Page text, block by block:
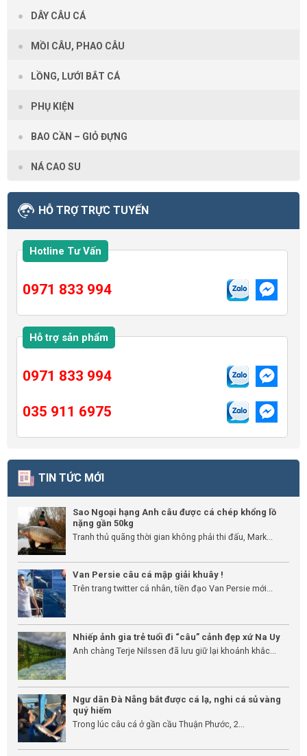
DÂY CÂU CÁ
MỒI CÂU, PHAO CÂU
LỒNG, LƯỚI BẮT CÁ
PHỤ KIỆN
BAO CẦN – GIỎ ĐỰNG
NÁ CAO SU
HỖ TRỢ TRỰC TUYẾN
Hotline Tư Vấn
0971 833 994
Hỗ trợ sản phẩm
0971 833 994
035 911 6975
TIN TỨC MỚI
Sao Ngoại hạng Anh câu được cá chép khổng lồ
nặng gần 50kg
Tranh thủ quãng thời gian không phải thi đấu, Mark...
Van Persie câu cá mập giải khuây !
Trên trang twitter cá nhân, tiền đạo Van Persie mới...
Nhiếp ảnh gia trẻ tuổi đi “câu” cảnh đẹp xứ Na Uy
Anh chàng Terje Nilssen đã lưu giữ lại khoảnh khắc...
Ngư dân Đà Nẵng bắt được cá lạ, nghi cá sủ vàng
quý hiếm
Trong lúc câu cá ở gần cầu Thuận Phước, 2...